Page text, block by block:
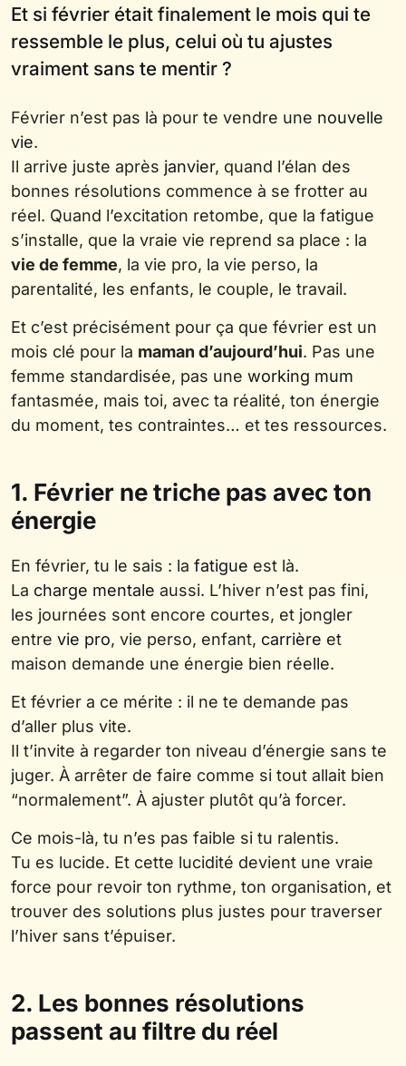
Et si février était finalement le mois qui te
ressemble le plus, celui où tu ajustes
vraiment sans te mentir ?
Février n’est pas là pour te vendre une nouvelle
vie.
Il arrive juste après janvier, quand l’élan des
bonnes résolutions commence à se frotter au
réel. Quand l’excitation retombe, que la fatigue
s’installe, que la vraie vie reprend sa place : la
vie de femme, la vie pro, la vie perso, la
parentalité, les enfants, le couple, le travail.
Et c’est précisément pour ça que février est un
mois clé pour la maman d’aujourd’hui. Pas une
femme standardisée, pas une working mum
fantasmée, mais toi, avec ta réalité, ton énergie
du moment, tes contraintes… et tes ressources.
1. Février ne triche pas avec ton
énergie
En février, tu le sais : la fatigue est là.
La charge mentale aussi. L’hiver n’est pas fini,
les journées sont encore courtes, et jongler
entre vie pro, vie perso, enfant, carrière et
maison demande une énergie bien réelle.
Et février a ce mérite : il ne te demande pas
d’aller plus vite.
Il t’invite à regarder ton niveau d’énergie sans te
juger. À arrêter de faire comme si tout allait bien
“normalement”. À ajuster plutôt qu’à forcer.
Ce mois-là, tu n’es pas faible si tu ralentis.
Tu es lucide. Et cette lucidité devient une vraie
force pour revoir ton rythme, ton organisation, et
trouver des solutions plus justes pour traverser
l’hiver sans t’épuiser.
2. Les bonnes résolutions
passent au filtre du réel